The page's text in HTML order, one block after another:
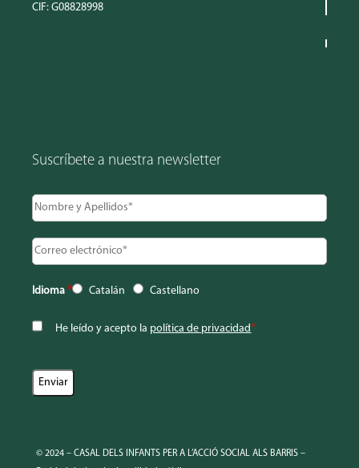
CIF: G08828998
Suscríbete a nuestra newsletter
Idioma * Catalán Castellano
He leído y acepto la política de privacidad*
© 2024 – CASAL DELS INFANTS PER A L’ACCIÓ SOCIAL ALS BARRIS –